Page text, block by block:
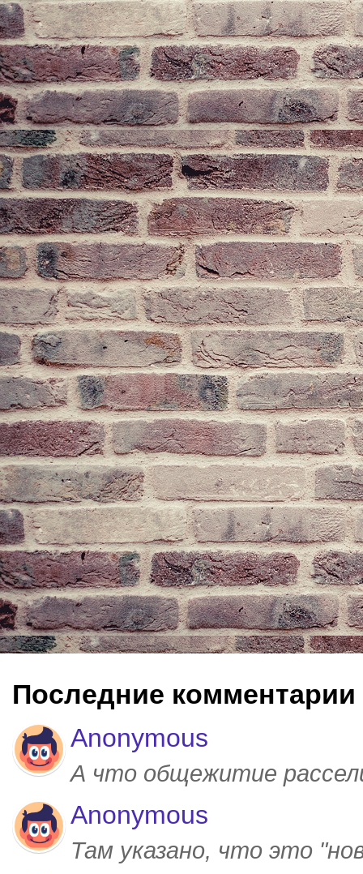
Последние комментарии
Anonymous
А что общежитие
Anonymous
Там указано, что это